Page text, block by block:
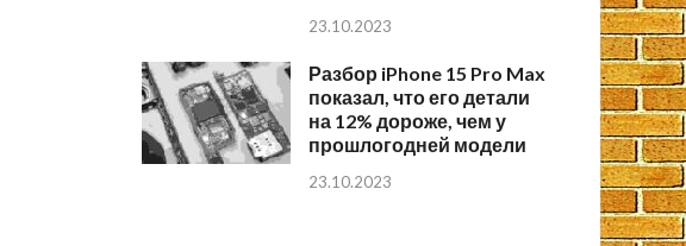
23.10.2023
Разбор iPhone 15 Pro Max
показал, что его детали
на 12% дороже, чем у
прошлогодней модели
23.10.2023